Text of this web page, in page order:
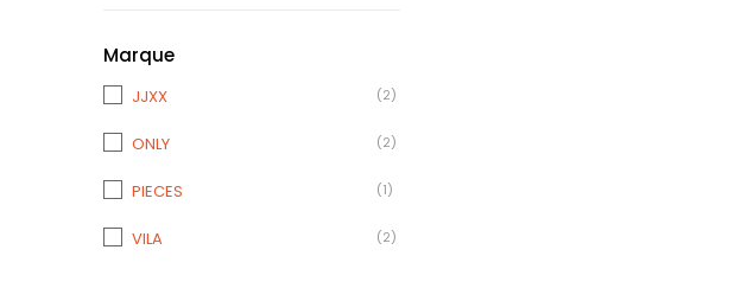
Marque
JJXX (2)
ONLY (2)
PIECES (1)
VILA (2)